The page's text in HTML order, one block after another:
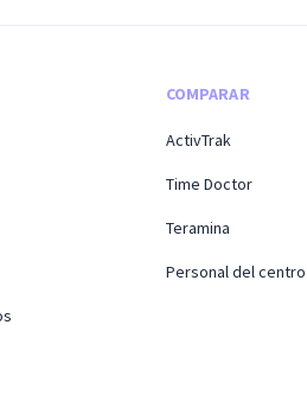
COMPARAR
ActivTrak
Time Doctor
Teramina
Personal del centro